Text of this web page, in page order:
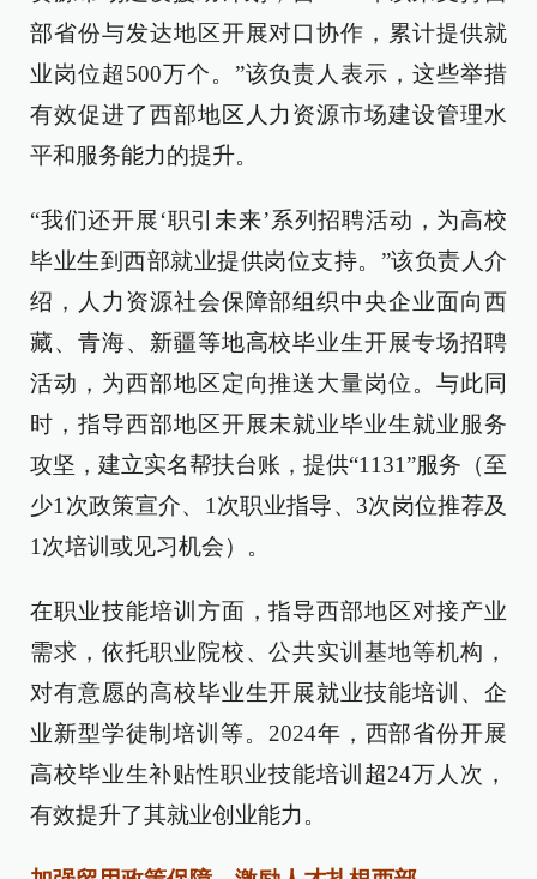
部省份与发达地区开展对口协作，累计提供就
业岗位超500万个。”该负责人表示，这些举措
有效促进了西部地区人力资源市场建设管理水
平和服务能力的提升。
“我们还开展‘职引未来’系列招聘活动，为高校
毕业生到西部就业提供岗位支持。”该负责人介
绍，人力资源社会保障部组织中央企业面向西
藏、青海、新疆等地高校毕业生开展专场招聘
活动，为西部地区定向推送大量岗位。与此同
时，指导西部地区开展未就业毕业生就业服务
攻坚，建立实名帮扶台账，提供“1131”服务（至
少1次政策宣介、1次职业指导、3次岗位推荐及
1次培训或见习机会）。
在职业技能培训方面，指导西部地区对接产业
需求，依托职业院校、公共实训基地等机构，
对有意愿的高校毕业生开展就业技能培训、企
业新型学徒制培训等。2024年，西部省份开展
高校毕业生补贴性职业技能培训超24万人次，
有效提升了其就业创业能力。